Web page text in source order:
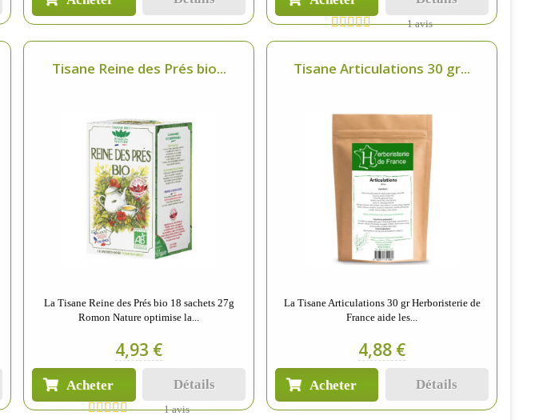
1 avis
Tisane Reine des Prés bio...
La Tisane Reine des Prés bio 18 sachets 27g
Romon Nature optimise la...
4,93 €
Acheter Détails
1 avis
Tisane Articulations 30 gr...
La Tisane Articulations 30 gr Herboristerie de
France aide les...
4,88 €
Acheter Détails